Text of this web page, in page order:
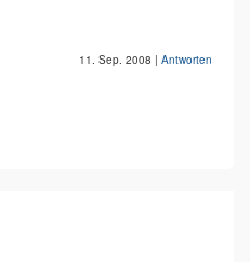
11. Sep. 2008 | Antworten